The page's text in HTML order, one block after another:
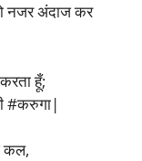
नजर अंदाज कर
हूँ;
#करुगा|
कल,